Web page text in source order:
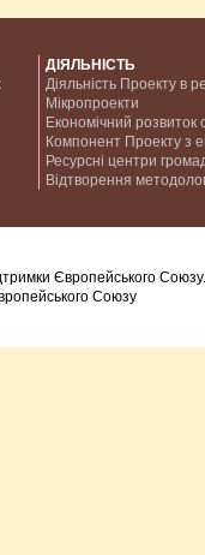
ДІЯЛЬНІСТЬ
Діяльність Проекту в
Мікропроекти
Економічний розвиток
Компонент Проекту з
Ресурсні центри
Відтворення
Європейського Союзу.
Союзу